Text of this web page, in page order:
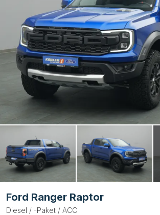
Ford Ranger Raptor
Diesel / -Paket / ACC